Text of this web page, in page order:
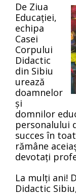
De Ziua
Educației,
echipa
Casei
Corpului
Didactic
din Sibiu
urează
doamnelor
și
domnilor
personalului
succes în
rămâne
devotați
La mulți ani!
Didactic